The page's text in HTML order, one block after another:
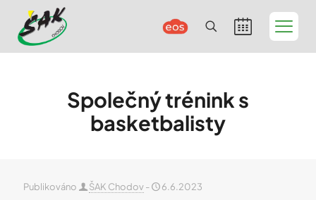
Společný trénink s
basketbalisty
Publikováno ŠAK Chodov- 6.6.2023